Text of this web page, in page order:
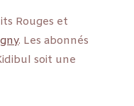
Rouges et
. Les abonnés
soit une